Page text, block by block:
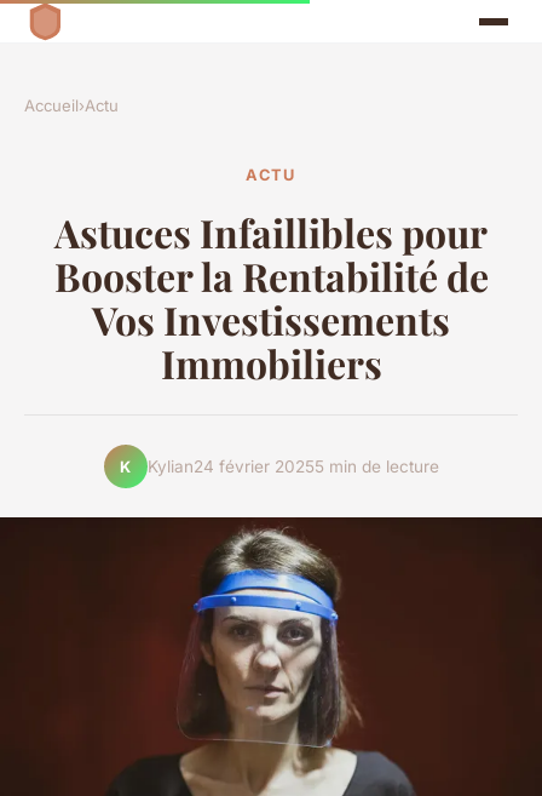
Accueil›Actu
ACTU
Astuces Infaillibles pour
Booster la Rentabilité de
Vos Investissements
Immobiliers
K Kylian24 février 20255 min de lecture